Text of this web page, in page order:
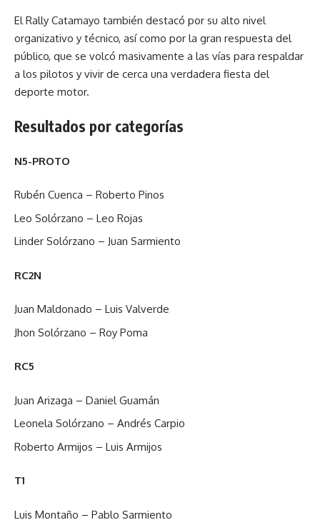
El Rally Catamayo también destacó por su alto nivel
organizativo y técnico, así como por la gran respuesta del
público, que se volcó masivamente a las vías para respaldar
a los pilotos y vivir de cerca una verdadera fiesta del
deporte motor.
Resultados por categorías
N5-PROTO
Rubén Cuenca – Roberto Pinos
Leo Solórzano – Leo Rojas
Linder Solórzano – Juan Sarmiento
RC2N
Juan Maldonado – Luis Valverde
Jhon Solórzano – Roy Poma
RC5
Juan Arizaga – Daniel Guamán
Leonela Solórzano – Andrés Carpio
Roberto Armijos – Luis Armijos
T1
Luis Montaño – Pablo Sarmiento